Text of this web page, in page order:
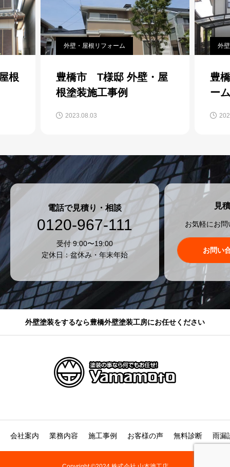
根
外壁・屋根リフォーム
豊橋市 T様邸 外壁・屋
根塗装施工事例
2023.08.03
外
豊
ー
電話で見積り・相談
0120-967-111
受付 9:00〜19:00
定休日：盆休み・年末年始
見
お気軽にお
お問い
外壁塗装をするなら豊橋外壁塗装工房にお任せください
会社案内 業務内容 施工事例 お客様の声 無料診断 雨漏